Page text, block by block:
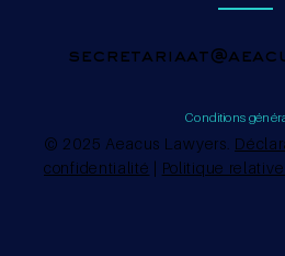
© 2025 Aeacus Lawyers.
confidentialité | Politique
Conditions